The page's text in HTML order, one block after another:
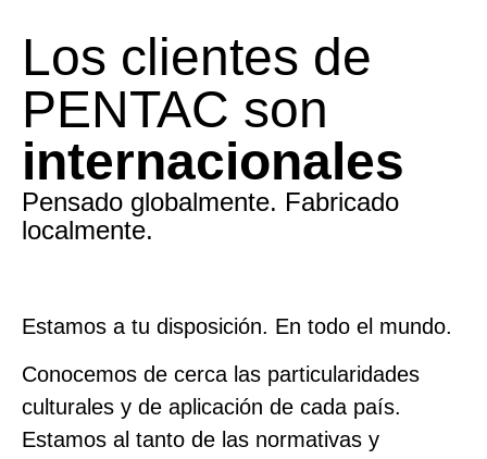
Los clientes de
PENTAC son
internacionales
Pensado globalmente. Fabricado
localmente.
Estamos a tu disposición. En todo el mundo.
Conocemos de cerca las particularidades
culturales y de aplicación de cada país.
Estamos al tanto de las normativas y